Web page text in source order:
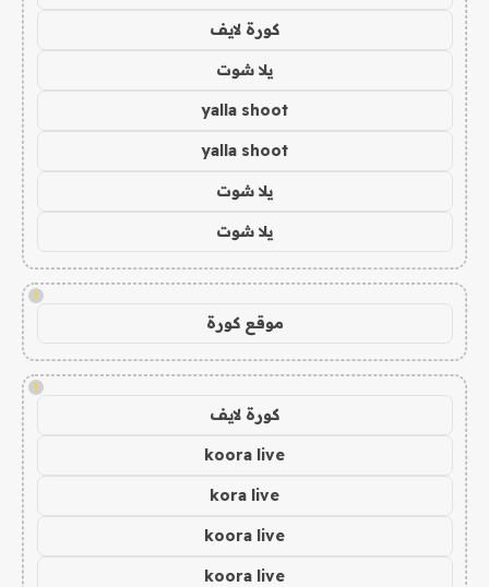
كورة لايف
يلا شوت
yalla shoot
yalla shoot
يلا شوت
يلا شوت
!
موقع كورة
!
كورة لايف
koora live
kora live
koora live
koora live